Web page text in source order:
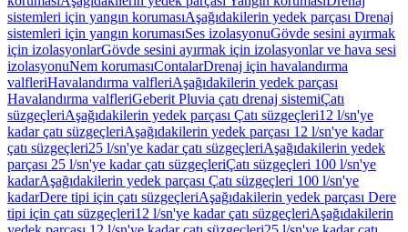
sistemleri için yangın korumasıAşağıdakilerin yedek parçası Drenaj
sistemleri için yangın korumasıSes izolasyonuGövde sesini ayırmak
için izolasyonlarGövde sesini ayırmak için izolasyonlar ve hava sesi
izolasyonuNem korumasıContalarDrenaj için havalandırma
valfleriHavalandırma valfleriAşağıdakilerin yedek parçası
Havalandırma valfleriGeberit Pluvia çatı drenaj sistemiÇatı
süzgeçleriAşağıdakilerin yedek parçası Çatı süzgeçleri12 l/sn'ye
kadar çatı süzgeçleriAşağıdakilerin yedek parçası 12 l/sn'ye kadar
çatı süzgeçleri25 l/sn'ye kadar çatı süzgeçleriAşağıdakilerin yedek
parçası 25 l/sn'ye kadar çatı süzgeçleriÇatı süzgeçleri 100 l/sn'ye
kadarAşağıdakilerin yedek parçası Çatı süzgeçleri 100 l/sn'ye
kadarDere tipi için çatı süzgeçleriAşağıdakilerin yedek parçası Dere
tipi için çatı süzgeçleri12 l/sn'ye kadar çatı süzgeçleriAşağıdakilerin